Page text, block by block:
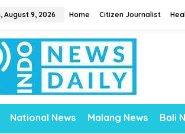
August 9, 2026 Home Citizen Journalist
National News Malang News Bali